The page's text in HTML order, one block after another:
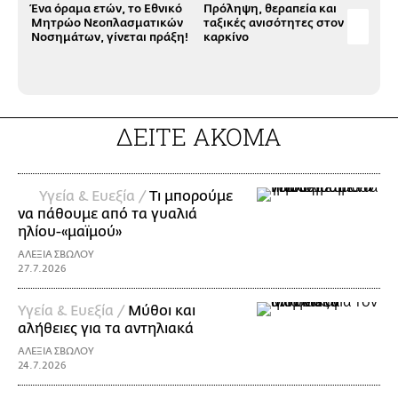
Ένα όραμα ετών, το Εθνικό
Μητρώο Νεοπλασματικών
Νοσημάτων, γίνεται πράξη!
Πρόληψη, θεραπεία και
ταξικές ανισότητες στον
καρκίνο
ΔΕΙΤΕ ΑΚΟΜΑ
Υγεία & Ευεξία /Τι μπορούμε
να πάθουμε από τα γυαλιά
ηλίου-«μαϊμού»
ΑΛΕΞΙΑ ΣΒΩΛΟΥ
27.7.2026
Υγεία & Ευεξία / Μύθοι και
αλήθειες για τα αντηλιακά
ΑΛΕΞΙΑ ΣΒΩΛΟΥ
24.7.2026